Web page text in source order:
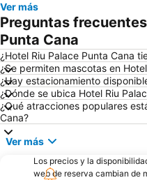
Ver más
Preguntas
Punta Cana
¿Hotel Riu Palace Punta Cana
¿Se permiten mascotas en
¿Hay estacionamiento
¿Dónde se ubica Hotel Riu
¿Qué atracciones populares
Cana?
Ver más
Los precios y la
web de reserva cambian de